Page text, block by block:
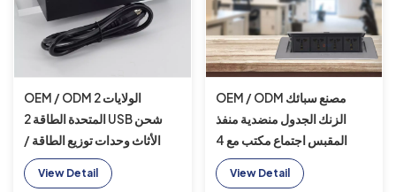
OEM / ODM 2 الولايات
المتحدة الطاقة 2 USB شحن
الأثاث وحدات توزيع الطاقة /
سطح المكتب منافذ الطاقة
مآخذ شرائط سطح جبل للأثاث
View Detail
OEM / ODM مصنع سبائك
الزنك الجدول منضدية منفذ
المقبس اجتماع مكتب مع 4
المقابس المنبثقة مكتب السلطة
المقبس
View Detail